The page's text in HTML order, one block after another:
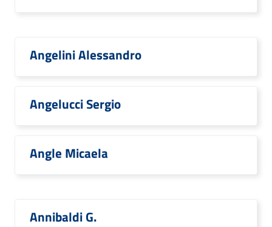
Angelini Alessandro
Angelucci Sergio
Angle Micaela
Annibaldi G.